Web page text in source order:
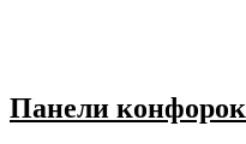
Панели конфорок